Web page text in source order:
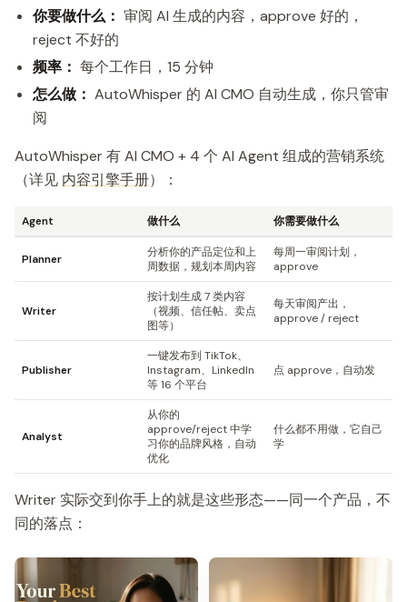
你要做什么： 审阅 AI 生成的内容，approve 好的，
reject 不好的
频率： 每个工作日，15 分钟
怎么做： AutoWhisper 的 AI CMO 自动生成，你只管审
阅
AutoWhisper 有 AI CMO + 4 个 AI Agent 组成的营销系统
（详见 内容引擎手册）：
Agent 做什么 你需要做什么
Planner
分析你的产品定位和上
周数据，规划本周内容
每周一审阅计划，
approve
Writer
按计划生成 7 类内容
（视频、信任帖、卖点
图等）
每天审阅产出，
approve / reject
Publisher
一键发布到 TikTok、
Instagram、LinkedIn
等 16 个平台
点 approve，自动发
Analyst
从你的
approve/reject 中学
习你的品牌风格，自动
优化
什么都不用做，它自己
学
Writer 实际交到你手上的就是这些形态——同一个产品，不
同的落点：